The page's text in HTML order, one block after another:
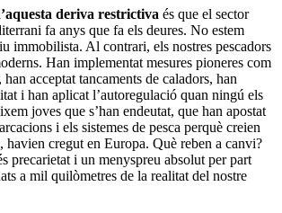
deriva restrictiva és que el sector
fa anys que fa els deures. No estem
immobilista. Al contrari, els nostres pescadors
Han implementat mesures pioneres com
acceptat tancaments de caladors, han
i han aplicat l’autoregulació quan ningú els
joves que s’han endeutat, que han apostat
i els sistemes de pesca perquè creien
havien cregut en Europa. Què reben a canvi?
precarietat i un menyspreu absolut per part
a mil quilòmetres de la realitat del nostre